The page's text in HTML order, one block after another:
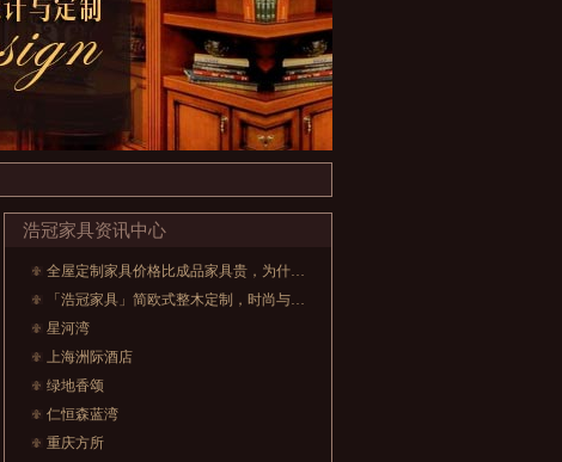
浩冠家具资讯中心
全屋定制家具价格比成品家具贵，为什么还那么受欢迎？
「浩冠家具」简欧式整木定制，时尚与舒适的诉求!
星河湾
上海洲际酒店
绿地香颂
仁恒森蓝湾
重庆方所